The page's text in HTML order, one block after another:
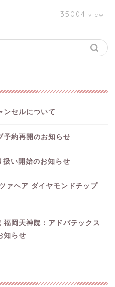
35004 view
ンセルについて
約再開のお知らせ
扱い開始のお知らせ
ァヘア ダイヤモンドチップ
岡天神院：アドバテックス
知らせ